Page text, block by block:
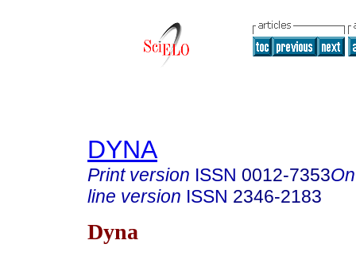
DYNA
Print version ISSN 0012-7353
line version ISSN 2346-2183
Dyna